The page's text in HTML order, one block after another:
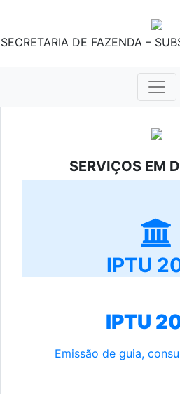
SECRETARIA DE FAZENDA –
SERVIÇOS EM
IPTU
IPTU
Emissão de guia,